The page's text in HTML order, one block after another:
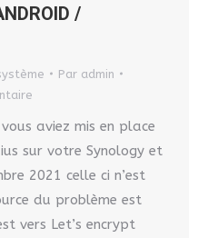
/
Par admin
aviez mis en place
sur votre Synology et
2021 celle ci n’est
du problème est
vers Let’s encrypt